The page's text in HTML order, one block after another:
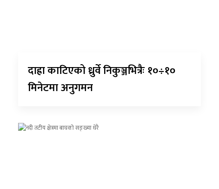
दाह्रा काटिएको ध्रुर्वे निकुञ्जभित्रैः १०÷१०
मिनेटमा अनुगमन